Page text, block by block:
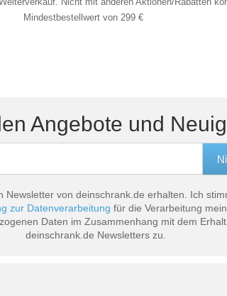
Mindestbestellwert von 299 €
Angebote und
Newsletter von deinschrank.de erhalten. Ich
zur Datenverarbeitung für die Verarbeitung
Daten im Zusammenhang mit dem
deinschrank.de Newsletters zu.